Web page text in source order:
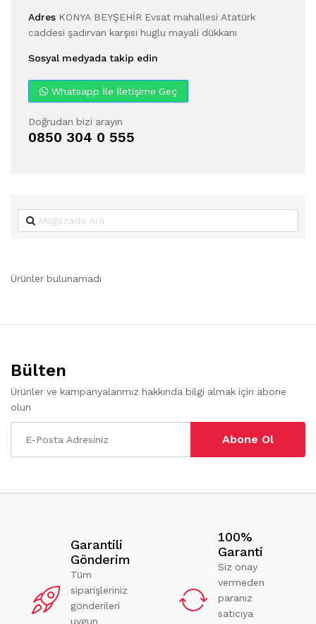
Adres KONYA BEYŞEHİR Evsat mahallesi Atatürk
caddesi şadırvan karşısı huglu mayali dükkanı
Sosyal medyada takip edin
Whatsapp İle İletişime Geç
Doğrudan bizi arayın
0850 304 0 555
Ürünler bulunamadı
Bülten
Ürünler ve kampanyalarımız hakkında bilgi almak için abone
olun
Abone Ol
Garantili
Gönderim
Tüm
siparişleriniz
gönderileri
uygun
100%
Garanti
Siz onay
vermeden
paranız
satıcıya